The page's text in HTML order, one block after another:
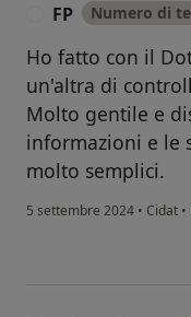
FP Numero di
Ho fatto con il
un'altra di
Molto gentile e
informazioni e le
molto semplici.
5 settembre 2024 • Cidat •